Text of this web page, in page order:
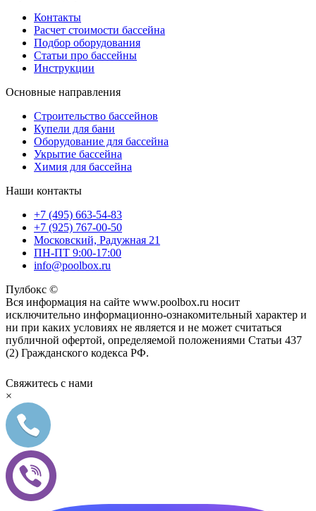
Контакты
Расчет стоимости бассейна
Подбор оборудования
Статьи про бассейны
Инструкции
Основные направления
Строительство бассейнов
Купели для бани
Оборудование для бассейна
Укрытие бассейна
Химия для бассейна
Наши контакты
+7 (495) 663-54-83
+7 (925) 767-00-50
Московский, Радужная 21
ПН-ПТ 9:00-17:00
info@poolbox.ru
Пулбокс ©
Вся информация на сайте www.poolbox.ru носит
исключительно информационно-ознакомительный характер и
ни при каких условиях не является и не может считаться
публичной офертой, определяемой положениями Статьи 437
(2) Гражданского кодекса РФ.
Свяжитесь с нами
×